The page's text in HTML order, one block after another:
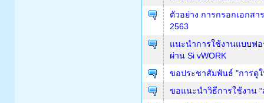
ตัวอย่าง การกรอกเอกส
2563
แนะนำการใช้งานแบบฟอ
ผ่าน Si vWORK
ขอประชาสัมพันธ์ "การดูใ
ขอแนะนำวิธีการใช้งาน